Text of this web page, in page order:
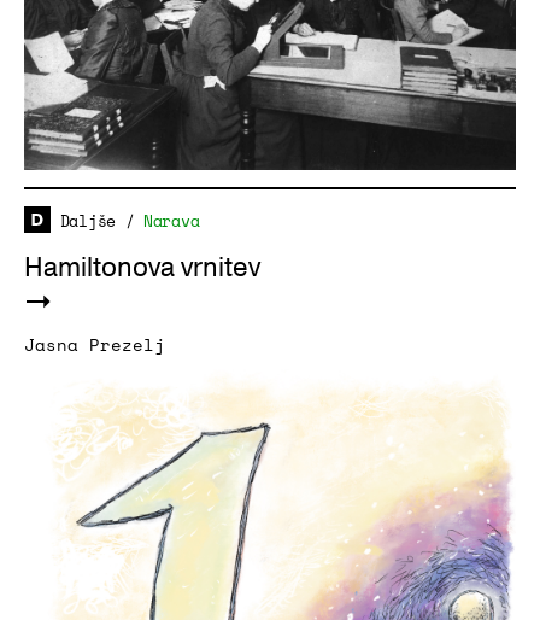
Daljše / Narava
Hamiltonova vrnitev
Jasna Prezelj